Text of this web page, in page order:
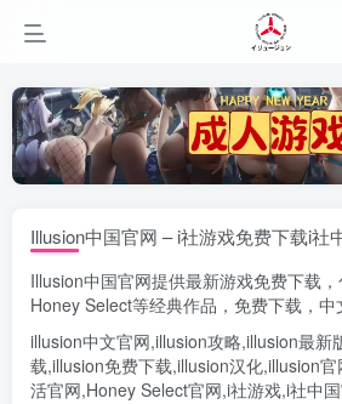
Illusion中国官网 – i社游戏免费下载i社
Illusion中国官网提供最新游戏免费下载
Honey Select等经典作品，免费下载，中
illusion中文官网,illusion攻略,illusion最新
载,illusion免费下载,illusion汉化,illusion官
活官网,Honey Select官网,i社游戏,i社中